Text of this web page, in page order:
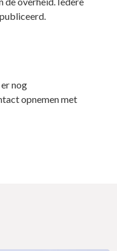
nog
opnemen met